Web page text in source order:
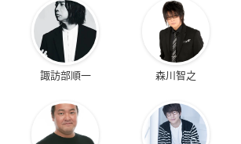
諏訪部順一 森川智之